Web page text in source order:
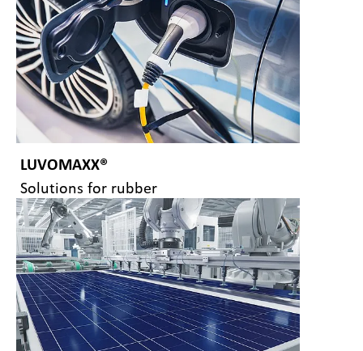
LUVOMAXX®
Solutions for rubber